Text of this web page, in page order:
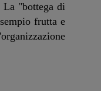
La "bottega di
frutta e